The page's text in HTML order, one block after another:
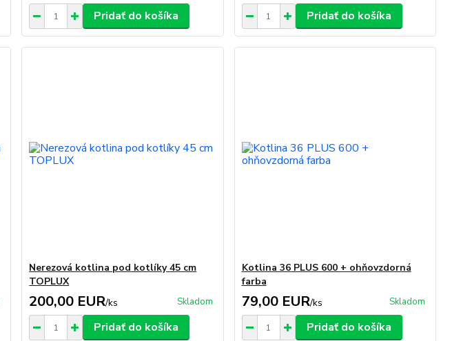
Pridať do košíka Pridať do košíka
Nerezová kotlina pod kotlíky 45 cm
TOPLUX
200,00 EUR/ks Skladom
Pridať do košíka
Kotlina 36 PLUS 600 + ohňovzdorná
farba
79,00 EUR/ks Skladom
Pridať do košíka